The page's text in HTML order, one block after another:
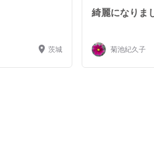
茨城
綺麗になりま
菊池紀久子